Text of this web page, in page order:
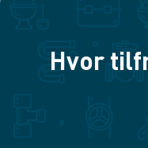
Hvor